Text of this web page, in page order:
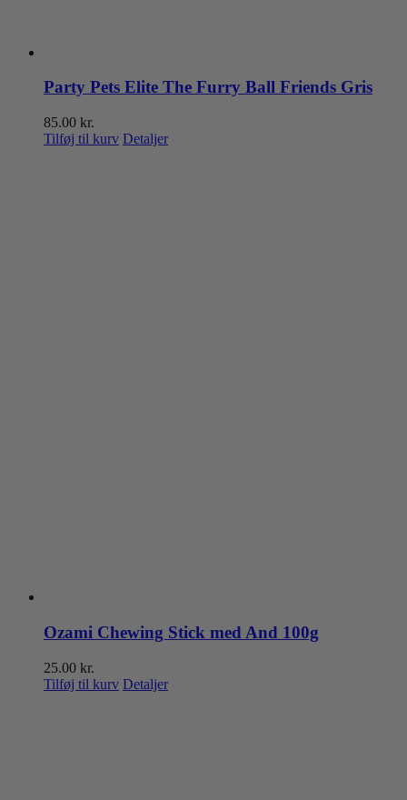
Party Pets Elite The Furry Ball Friends Gris
85.00 kr.
Tilføj til kurv Detaljer
Ozami Chewing Stick med And 100g
25.00 kr.
Tilføj til kurv Detaljer